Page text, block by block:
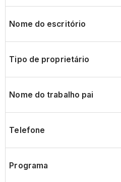
Nome do escritório
Tipo de proprietário
Nome do trabalho pai
Telefone
Programa